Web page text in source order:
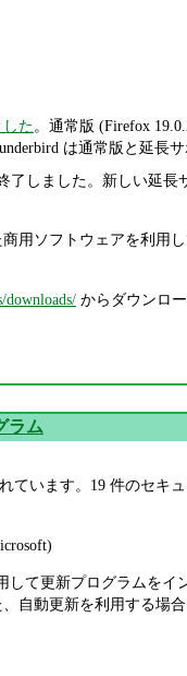
した。通常版 (Firefox
は通常版と延長
しました。新しい延長
用ソフトウェアを利用
downloads/からダウンロー
ラム
います。19 件のセキ
して更新プログラムをイ
自動更新を利用する場